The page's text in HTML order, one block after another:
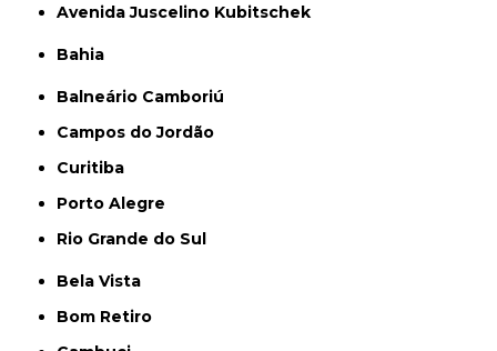
Avenida Juscelino Kubitschek
Bahia
Balneário Camboriú
Campos do Jordão
Curitiba
Porto Alegre
Rio Grande do Sul
Bela Vista
Bom Retiro